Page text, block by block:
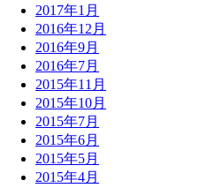
2017年1月
2016年12月
2016年9月
2016年7月
2015年11月
2015年10月
2015年7月
2015年6月
2015年5月
2015年4月